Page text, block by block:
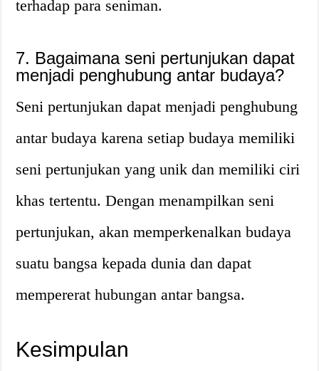
terhadap para seniman.
7. Bagaimana seni pertunjukan dapat
menjadi penghubung antar budaya?
Seni pertunjukan dapat menjadi penghubung
antar budaya karena setiap budaya memiliki
seni pertunjukan yang unik dan memiliki ciri
khas tertentu. Dengan menampilkan seni
pertunjukan, akan memperkenalkan budaya
suatu bangsa kepada dunia dan dapat
mempererat hubungan antar bangsa.
Kesimpulan